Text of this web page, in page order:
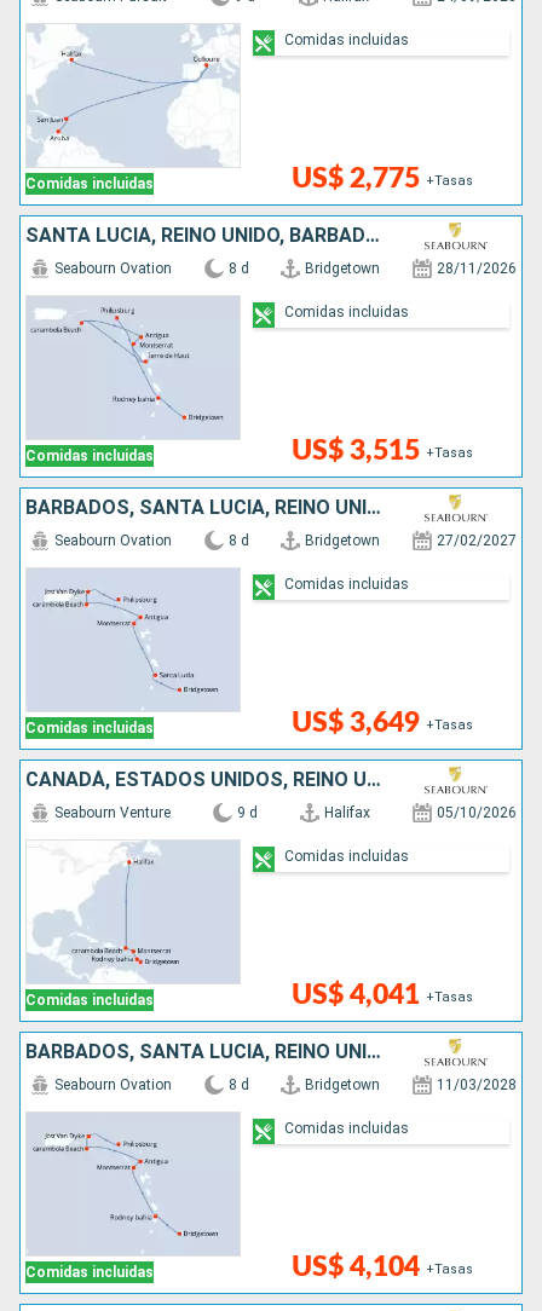
Comidas incluidas US$ 2,775 +Tasas
Comidas incluidas
SANTA LUCIA, REINO UNIDO, BARBADOS, SAN MARTÍN, ESTADOS UNIDOS, ANTIGUA Y BARBUDA
Comidas incluidas
Seabourn Ovation 8 d Bridgetown 28/11/2026
US$ 3,515 +Tasas
Comidas incluidas
BARBADOS, SANTA LUCIA, REINO UNIDO, ANTIGUA Y BARBUDA, ESTADOS UNIDOS, SAN MARTÍN
Comidas incluidas
Seabourn Ovation 8 d Bridgetown 27/02/2027
US$ 3,649 +Tasas
Comidas incluidas
CANADÁ, ESTADOS UNIDOS, REINO UNIDO, SANTA LUCIA, BARBADOS
Comidas incluidas
Seabourn Venture 9 d Halifax 05/10/2026
US$ 4,041 +Tasas
Comidas incluidas
BARBADOS, SANTA LUCIA, REINO UNIDO, ANTIGUA Y BARBUDA, ESTADOS UNIDOS, SAN MARTÍN
Comidas incluidas
Seabourn Ovation 8 d Bridgetown 11/03/2028
US$ 4,104 +Tasas
Comidas incluidas